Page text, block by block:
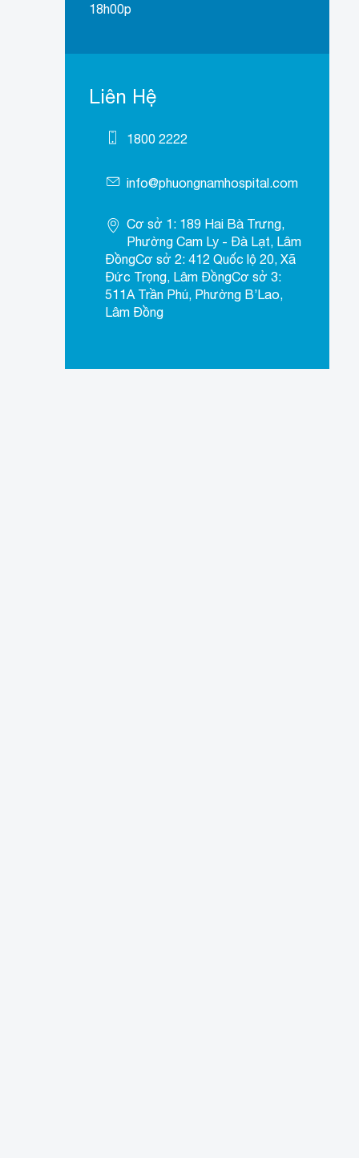
18h00p
Liên Hệ
1800 2222
info@phuongnamhospital.com
Cơ sở 1: 189 Hai Bà Trưng,
Phường Cam Ly - Đà Lạt, Lâm
ĐồngCơ sở 2: 412 Quốc lộ 20, Xã
Đức Trọng, Lâm ĐồngCơ sở 3:
511A Trần Phú, Phường B’Lao,
Lâm Đồng